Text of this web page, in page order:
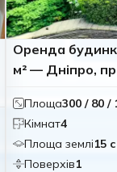
Оренда
м² — Дніпро,
Площа300 / 80 /
Кімнат4
Площа землі15
Поверхів1